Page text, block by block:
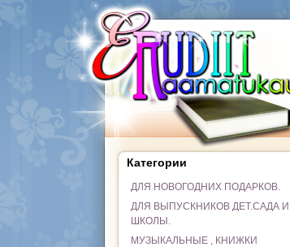
Категории
ДЛЯ НОВОГОДНИХ ПОДАРКОВ.
ДЛЯ ВЫПУСКНИКОВ ДЕТ.САДА И
ШКОЛЫ.
МУЗЫКАЛЬНЫЕ , КНИЖКИ